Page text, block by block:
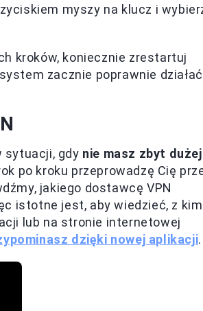
myszy na klucz i
kroków, koniecznie zrestartuj
zacznie poprawnie działać
sytuacji, gdy nie masz zbyt dużej
po kroku przeprowadzę Cię
jakiego dostawcę VPN
istotne jest, aby wiedzieć, z kim
lub na stronie internetowej
dzięki nowej aplikacji.